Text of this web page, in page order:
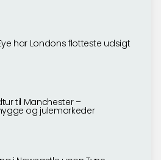
har Londons flotteste udsigt
til Manchester –
og julemarkeder